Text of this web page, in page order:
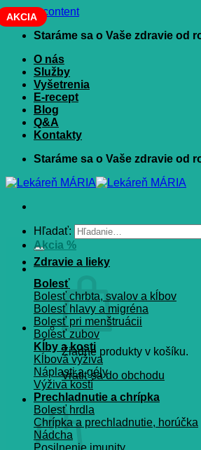
Skip to content
Staráme sa o Vaše zdravie od
O nás
Služby
Vyšetrenia
E-recept
Blog
Q&A
Kontakty
Staráme sa o Vaše zdravie od
Hľadať:
Žiadne produkty v košíku.
Vrátiť sa do obchodu
Košík
Akcia %
Zdravie a lieky
Bolesť
Bolesť chrbta, svalov a kĺbov
Bolesť hlavy a migréna
Bolesť pri menštruácii
Bolesť zubov
Kĺby a kosti
Kĺbová výživa
Náplasti a gély
Výživa kostí
Prechladnutie a chrípka
Bolesť hrdla
Chrípka a prechladnutie, horúčka
Nádcha
Posilnenie imunity
AKCIA